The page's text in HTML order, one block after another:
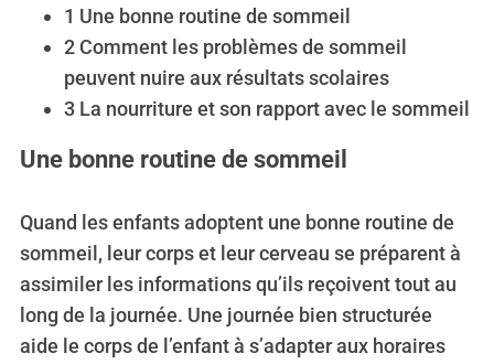
1 Une bonne routine de sommeil
2Comment les problèmes de sommeil
peuvent nuire aux résultats scolaires
3La nourriture et son rapport avec le sommeil
Une bonne routine de sommeil
Quand les enfants adoptent une bonne routine de
sommeil, leur corps et leur cerveau se préparent à
assimiler les informations qu’ils reçoivent tout au
long de la journée. Une journée bien structurée
aide le corps de l’enfant à s’adapter aux horaires